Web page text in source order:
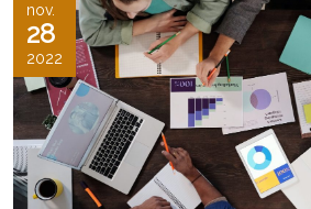
nov.
28
2022